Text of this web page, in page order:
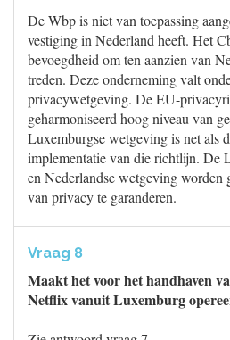
De Wbp is niet van toepassing
vestiging in Nederland heeft. Het
bevoegdheid om ten aanzien van
treden. Deze onderneming valt
privacywetgeving. De EU-
geharmoniseerd hoog niveau van
Luxemburgse wetgeving is net als
implementatie van die richtlijn. De
en Nederlandse wetgeving worden
van privacy te garanderen.
Vraag 8
Maakt het voor het handhaven
Netflix vanuit Luxemburg